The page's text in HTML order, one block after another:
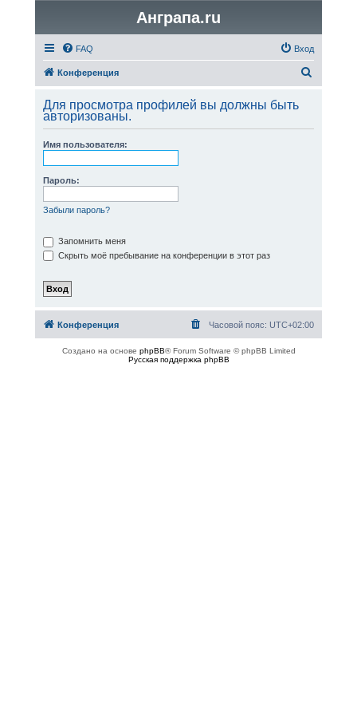
Анграпа.ru
FAQ Вход
Конференция
с
Для просмотра профилей вы должны быть
авторизованы.
Имя пользователя:
Пароль:
Забыли пароль?
Запомнить меня
Скрыть моё пребывание на конференции в этот раз
Конференция Часовой пояс: UTC+02:00
Создано на основе phpBB® Forum Software © phpBB Limited
Русская поддержка phpBB